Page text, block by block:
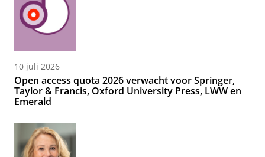
10 juli 2026
Open access quota 2026 verwacht voor Springer,
Taylor & Francis, Oxford University Press, LWW en
Emerald